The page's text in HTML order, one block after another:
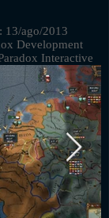
13/ago/2013
Development
Interactive